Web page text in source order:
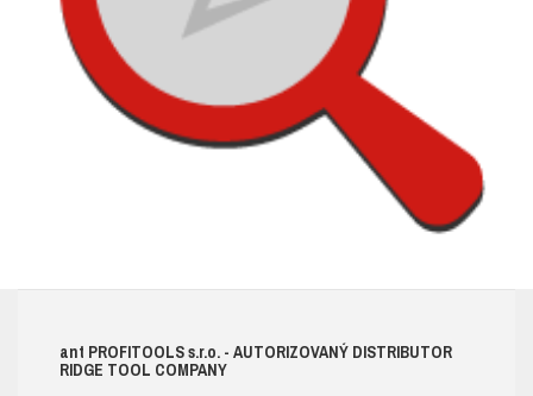
ant PROFITOOLSs.r.o. - AUTORIZOVANÝ DISTRIBUTOR
RIDGE TOOL COMPANY